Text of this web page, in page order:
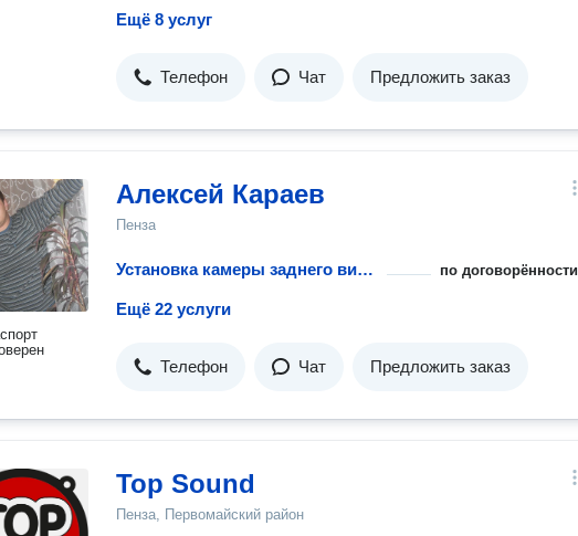
Ещё 8 услуг
Телефон Чат Предложить заказ
Алексей Караев
Пенза
Установка камеры заднего вида на автомобиль по договорённости
Ещё 22 услуги
Телефон Чат Предложить заказ
Top Sound
Пенза, Первомайский район